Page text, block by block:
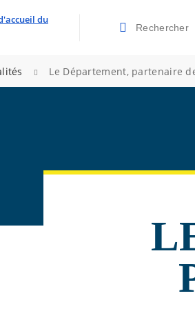
Valider la
Le Département, partenaire